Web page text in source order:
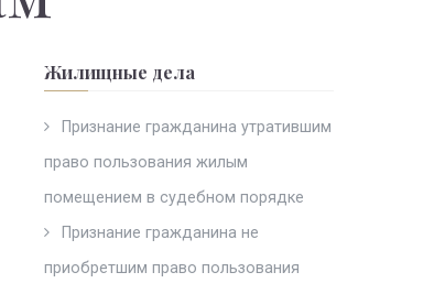
Жилищные дела
Признание гражданина утратившим
право пользования жилым
помещением в судебном порядке
Признание гражданина не
приобретшим право пользования